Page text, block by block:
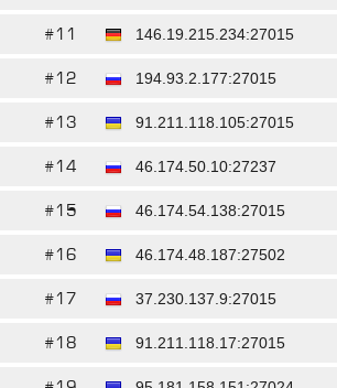
#11 146.19.215.234:27015
#12 194.93.2.177:27015
#13 91.211.118.105:27015
#14 46.174.50.10:27237
#15 46.174.54.138:27015
#16 46.174.48.187:27502
#17 37.230.137.9:27015
#18 91.211.118.17:27015